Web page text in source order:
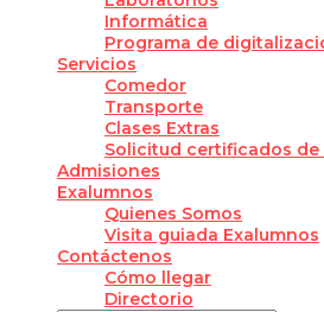
Informática
Programa de
Servicios
Comedor
Transporte
Clases Extras
Solicitud certificados de
Admisiones
Exalumnos
Quienes Somos
Visita guiada Exalumnos
Contáctenos
Cómo llegar
Directorio